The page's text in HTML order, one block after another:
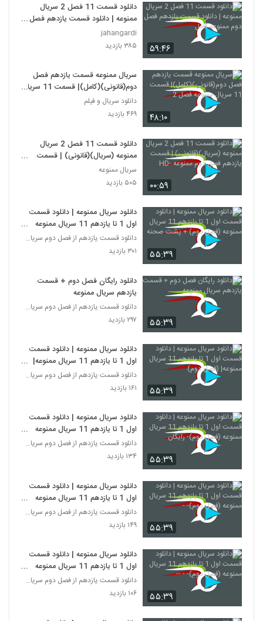
۵۹:۴۶
دانلود قسمت 11 فصل 2 سریال
ممنوعه | دانلود قسمت یازدهم فصل
دوم ممنوعه کامل
jahangardi
۳۸۵ بازدید
۴۸:۱۰
سریال ممنوعه قسمت یازدهم فصل
دوم(قانونی)(کامل)| قسمت 11 سریال
ممنوعه فصل 2
دانلود سریال و فیلم
۴۶۹ بازدید
۰۰:۵۹
دانلود قسمت 11 فصل 2 سریال
ممنوعه (سریال)(قانونی) | قسمت
یازدهم فصل دوم ممنوعه -HD
سریال ممنوعه
۵۰۵ بازدید
۵۵:۳۹
دانلود سریال ممنوعه | دانلود قسمت
اول 1 تا یازدهم 11 سریال ممنوعه
(فصل دوم) + پشت صحنه
دانلود قسمت یازدهم از فصل دوم سریال ممنوعه
۳۰۱ بازدید
۵۵:۳۹
دانلود رایگان فصل دوم + قسمت
یازدهم سریال ممنوعه
دانلود قسمت یازدهم از فصل دوم سریال ممنوعه
۲۹۷ بازدید
۵۵:۳۹
دانلود سریال ممنوعه | دانلود قسمت
اول 1 تا یازدهم 11 سریال ممنوعه|
(فصل دوم)
دانلود قسمت یازدهم از فصل دوم سریال ممنوعه
۱۶۱ بازدید
۵۵:۳۹
دانلود سریال ممنوعه | دانلود قسمت
اول 1 تا یازدهم 11 سریال ممنوعه
(فصل دوم)- رایگان
دانلود قسمت یازدهم از فصل دوم سریال ممنوعه
۱۳۴ بازدید
۵۵:۳۹
دانلود سریال ممنوعه | دانلود قسمت
اول 1 تا یازدهم 11 سریال ممنوعه
(فصل دوم)- -
دانلود قسمت یازدهم از فصل دوم سریال ممنوعه
۱۴۹ بازدید
۵۵:۳۹
دانلود سریال ممنوعه | دانلود قسمت
اول 1 تا یازدهم 11 سریال ممنوعه
(فصل دوم)- - --
دانلود قسمت یازدهم از فصل دوم سریال ممنوعه
۱۰۶ بازدید